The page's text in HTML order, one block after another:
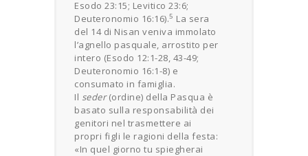
Esodo 23:15; Levitico 23:6;
Deuteronomio 16:16).5 La sera
del 14 di Nisan veniva immolato
l’agnello pasquale, arrostito per
intero (Esodo 12:1-28, 43-49;
Deuteronomio 16:1-8) e
consumato in famiglia.
Il seder(ordine) della Pasqua è
basato sulla responsabilità dei
genitori nel trasmettere ai
propri figli le ragioni della festa:
«In quel giorno tu spiegherai